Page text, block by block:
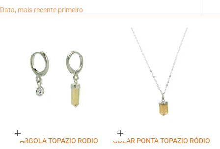
Data, mais recente primeiro
Adicionar ao carrinho
ARGOLA TOPAZIO RODIO
Adicionar ao carrinho
COLAR PONTA TOPAZIO RÓDIO